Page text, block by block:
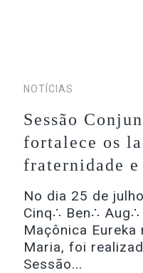
NOTÍCIAS
Sessão
fortalece os
fraternidade e
No dia 25 de
Cinq∴ Ben∴
Maçônica Eureka
Maria, foi
Sessão...